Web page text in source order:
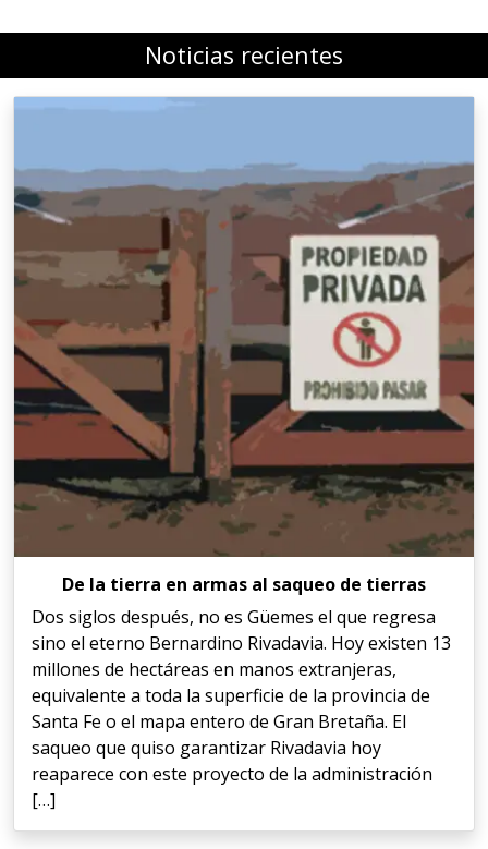
Noticias recientes
De la tierra en armas al saqueo de tierras
Dos siglos después, no es Güemes el que regresa
sino el eterno Bernardino Rivadavia. Hoy existen 13
millones de hectáreas en manos extranjeras,
equivalente a toda la superficie de la provincia de
Santa Fe o el mapa entero de Gran Bretaña. El
saqueo que quiso garantizar Rivadavia hoy
reaparece con este proyecto de la administración
[…]